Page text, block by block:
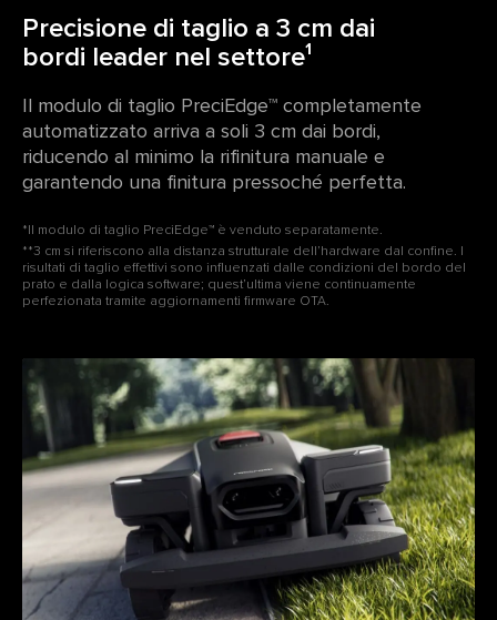
Precisione di taglio a 3 cm dai
bordi leader nel settore¹
Il modulo di taglio PreciEdge™ completamente
automatizzato arriva a soli 3 cm dai bordi,
riducendo al minimo la rifinitura manuale e
garantendo una finitura pressoché perfetta.
*Il modulo di taglio PreciEdge™ è venduto separatamente.
**3 cm si riferiscono alla distanza strutturale dell’hardware dal confine. I
risultati di taglio effettivi sono influenzati dalle condizioni del bordo del
prato e dalla logica software; quest’ultima viene continuamente
perfezionata tramite aggiornamenti firmware OTA.